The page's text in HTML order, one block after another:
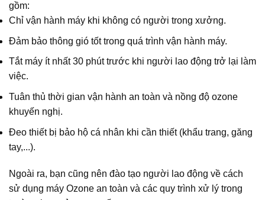
gồm:
Chỉ vận hành máy khi không có người trong xưởng.
Đảm bảo thông gió tốt trong quá trình vận hành máy.
Tắt máy ít nhất 30 phút trước khi người lao động trở lại làm
việc.
Tuân thủ thời gian vận hành an toàn và nồng độ ozone
khuyến nghị.
Đeo thiết bị bảo hộ cá nhân khi cần thiết (khẩu trang, găng
tay,...).
Ngoài ra, bạn cũng nên đào tạo người lao động về cách
sử dụng máy Ozone an toàn và các quy trình xử lý trong